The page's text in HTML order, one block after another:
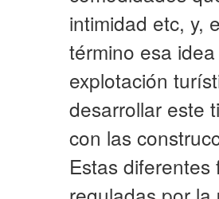
intimidad etc, y,
término esa
explotación
desarrollar este
con las
Estas